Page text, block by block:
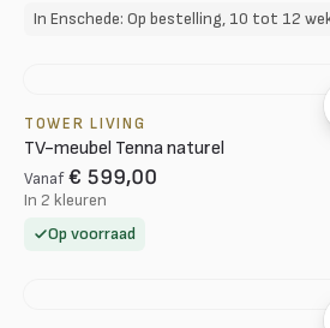
TOWER LIVING
TV-meubel Tenna naturel
Vanaf € 599,00
In 2 kleuren
Op voorraad